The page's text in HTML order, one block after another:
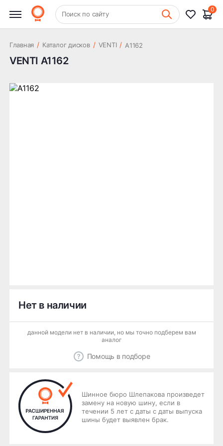
+7 (831) 261-35-35 Шиномонтаж
Поиск по сайту
0
Главная / Каталог дисков / VENTI / А1162
VENTI А1162
Нет в наличии
данной модели нет в наличии, но мы точно подберем вам
аналог
Помощь в подборе
Шинное бюро Шлепакова произведет
замену на новую шину, если в
течении 5 лет с даты с даты выпуска
шины будет выявлен брак.